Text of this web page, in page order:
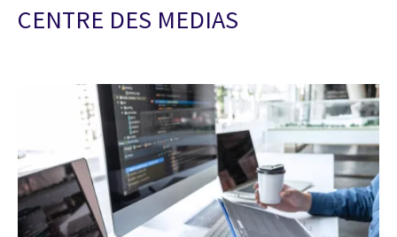
CENTRE DES MEDIAS